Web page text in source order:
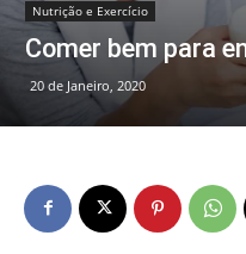
Nutrição e Exercício
Comer bem para
20 de Janeiro, 2020